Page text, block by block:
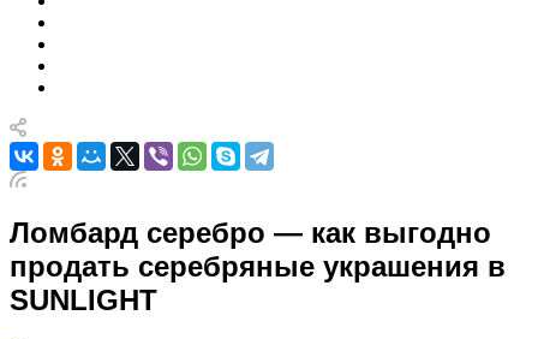
Ломбард серебро — как выгодно
продать серебряные украшения в
SUNLIGHT